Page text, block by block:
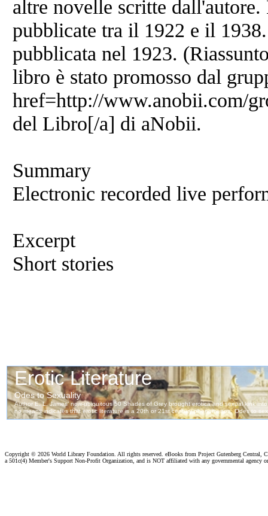
altre novelle scritte dall'autore.
pubblicate tra il 1922 e il
pubblicata nel 1923.
libro è stato promosso dal
href=http://www.anobii.com/
del Libro[/a] di aNobii.
Summary
Electronic recorded live
Excerpt
Short stories
Copyright © 2026 World Library Foundation. All rights reserved. eBooks from Project Gutenberg Central,
a 501c(4) Member's Support Non-Profit Organization, and is NOT affiliated with any governmental agency